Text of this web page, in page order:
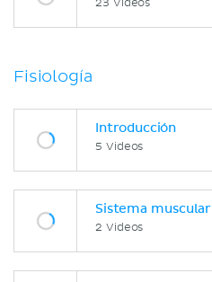
23 Videos
Fisiología
Introducción
5 Videos
Sistema muscular
2 Videos